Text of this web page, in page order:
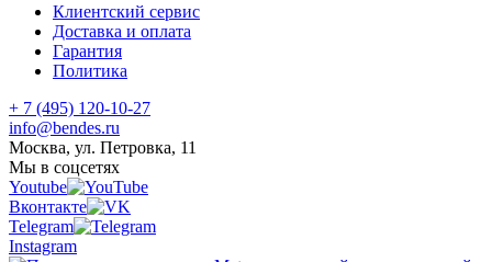
Клиентский сервис
Доставка и оплата
Гарантия
Политика
+ 7 (495) 120-10-27
info@bendes.ru
Москва, ул. Петровка, 11
Мы в соцсетях
Youtube
Вконтакте
Telegram
Instagram